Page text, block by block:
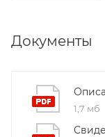
Документы
1,7 мб